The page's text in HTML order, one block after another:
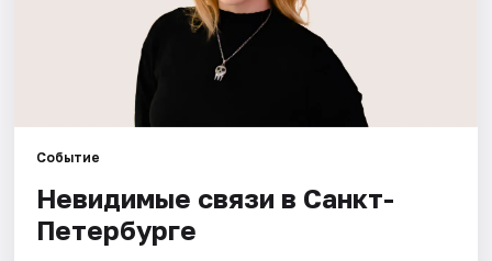
Города
Площадки
Событие
Невидимые связи в Санкт-
Петербурге